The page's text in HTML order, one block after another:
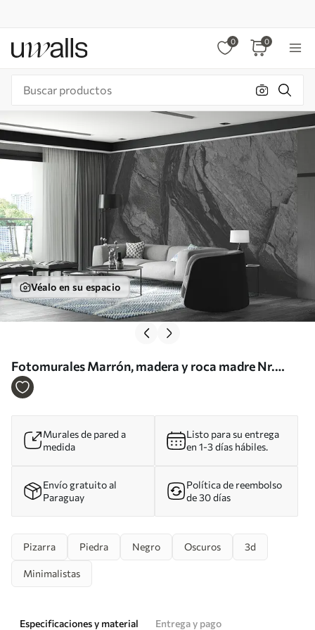
0 0
Véalo en su espacio
Fotomurales Marrón, madera y roca madre Nr.
u33043
Murales de pared a
medida
Listo para su entrega
en 1-3 días hábiles.
Envío gratuito al
Paraguay
Política de reembolso
de 30 días
Pizarra Piedra Negro Oscuros 3d
Minimalistas
Especificaciones y material
Entrega y pago